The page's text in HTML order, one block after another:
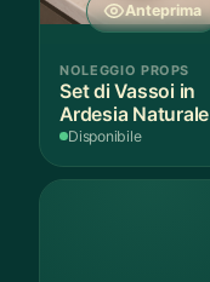
Anteprima
NOLEGGIO PROPS
Set di Vassoi in
Ardesia Naturale
Disponibile